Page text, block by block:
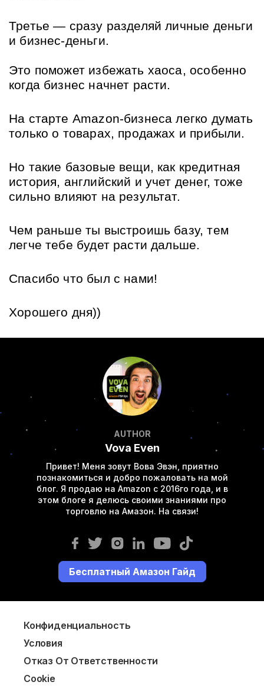
Третье — сразу разделяй личные деньги
и бизнес-деньги.
Это поможет избежать хаоса, особенно
когда бизнес начнет расти.
На старте Amazon-бизнеса легко думать
только о товарах, продажах и прибыли.
Но такие базовые вещи, как кредитная
история, английский и учет денег, тоже
сильно влияют на результат.
Чем раньше ты выстроишь базу, тем
легче тебе будет расти дальше.
Спасибо что был с нами!
Хорошего дня))
AUTHOR
Vova Even
Привет! Меня зовут Вова Эвэн, приятно
познакомиться и добро пожаловать на мой
блог. Я продаю на Amazon с 2016го года, и в
этом блоге я делюсь своими знаниями про
торговлю на Амазон. На связи!
Бесплатный Амазон Гайд
Конфиденциальность
Условия
Отказ От Ответственности
Cookie